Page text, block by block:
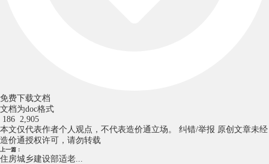
免费下载文档
文档为doc格式
186 2,905
本文仅代表作者个人观点，不代表造价通立场。 纠错/举报 原创文章未经
造价通授权许可，请勿转载
上一篇：
住房城乡建设部适老...